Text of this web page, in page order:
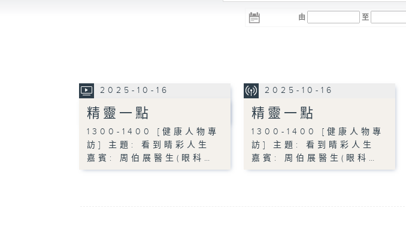
由 至
2025-10-16
精靈一點
1300-1400 [健康人物專
訪] 主題: 看到睛彩人生
嘉賓: 周伯展醫生(眼科…
2025-10-16
精靈一點
1300-1400 [健康人物專
訪] 主題: 看到睛彩人生
嘉賓: 周伯展醫生(眼科…